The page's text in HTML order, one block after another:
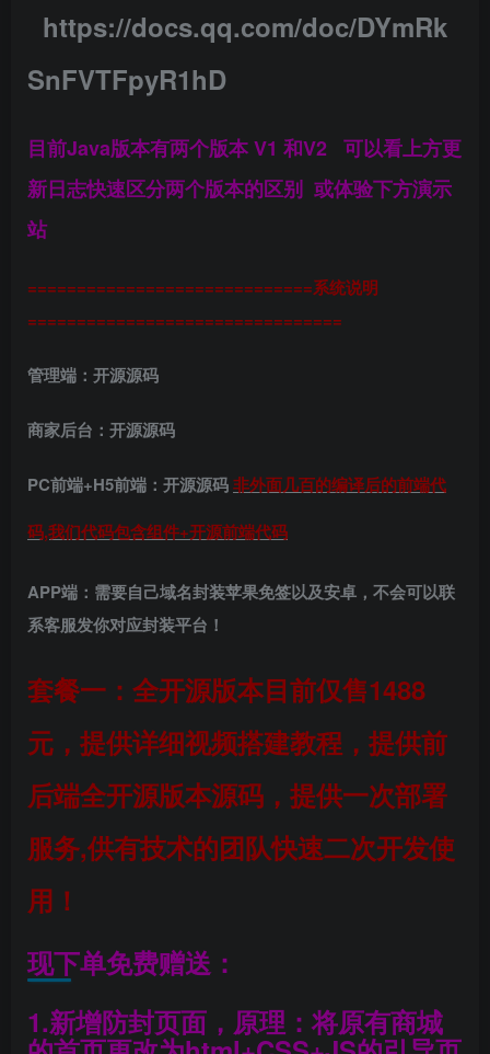
https://docs.qq.com/doc/DYmRk
SnFVTFpyR1hD
目前Java版本有两个版本 V1 和V2 可以看上方更
新日志快速区分两个版本的区别 或体验下方演示
站
=============================系统说明
================================
管理端：开源源码
商家后台：开源源码
PC前端+H5前端：开源源码非外面几百的编译后的前端代
码,我们代码包含组件+开源前端代码
APP端：需要自己域名封装苹果免签以及安卓，不会可以联
系客服发你对应封装平台！
套餐一：全开源版本目前仅售1488
元，提供详细视频搭建教程，提供前
后端全开源版本源码，提供一次部署
服务,供有技术的团队快速二次开发使
用！
现下单免费赠送：
1.新增防封页面，原理：将原有商城